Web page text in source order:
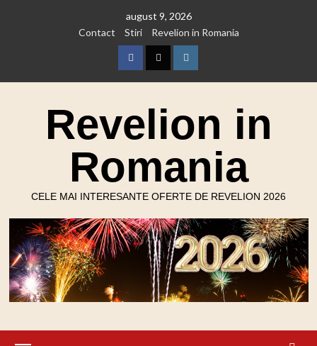
august 9, 2026
Contact
Stiri Revelion in Romania
FacebookTwitterInstagram
Revelion in
Romania
CELE MAI INTERESANTE OFERTE DE REVELION 2026